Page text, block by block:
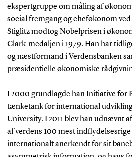
ekspertgruppe om måling af
social fremgang og cheføkonom
Stiglitz modtog Nobelprisen i
Clark-medaljen i 1979. Han har
og næstformand i Verdensbanken
præsidentielle økonomiske
I 2000 grundlagde han Initiative for
tænketank for international
University. I 2011 blev han udnævnt
af verdens 100 mest
internationalt anerkendt for sit